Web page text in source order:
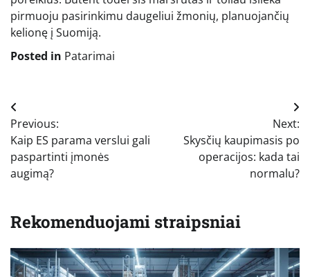
pirmuoju pasirinkimu daugeliui žmonių, planuojančių
kelionę į Suomiją.
Posted in Patarimai
Navigacija
tarp
įrašų
Previous:
Kaip ES parama verslui gali
paspartinti įmonės
augimą?
Next:
Skysčių kaupimasis po
operacijos: kada tai
normalu?
Rekomenduojami straipsniai